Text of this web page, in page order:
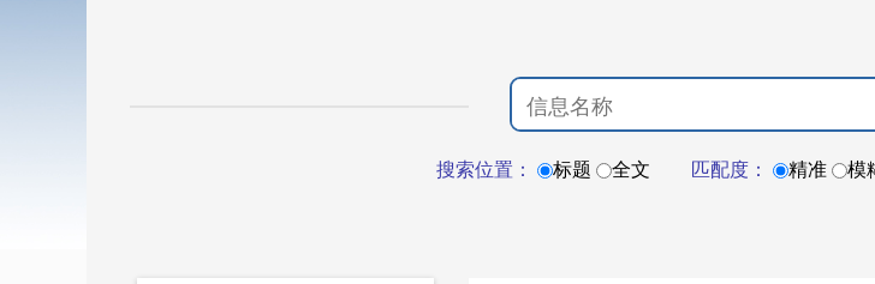
搜索位置： 标题 全文 匹配度： 精准 模